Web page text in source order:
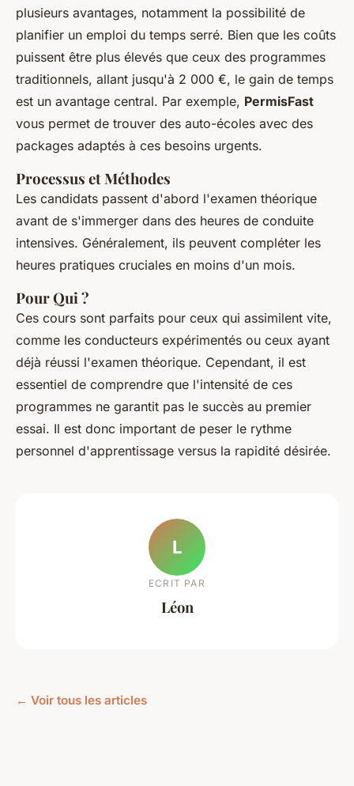
plusieurs avantages, notamment la possibilité de
planifier un emploi du temps serré. Bien que les coûts
puissent être plus élevés que ceux des programmes
traditionnels, allant jusqu'à 2 000 €, le gain de temps
est un avantage central. Par exemple, PermisFast
vous permet de trouver des auto-écoles avec des
packages adaptés à ces besoins urgents.
Processus et Méthodes
Les candidats passent d'abord l'examen théorique
avant de s'immerger dans des heures de conduite
intensives. Généralement, ils peuvent compléter les
heures pratiques cruciales en moins d'un mois.
Pour Qui ?
Ces cours sont parfaits pour ceux qui assimilent vite,
comme les conducteurs expérimentés ou ceux ayant
déjà réussi l'examen théorique. Cependant, il est
essentiel de comprendre que l'intensité de ces
programmes ne garantit pas le succès au premier
essai. Il est donc important de peser le rythme
personnel d'apprentissage versus la rapidité désirée.
L
ECRIT PAR
Léon
← Voir tous les articles